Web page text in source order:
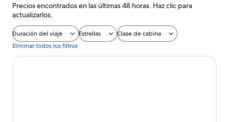
Precios encontrados en las últimas 48 horas. Haz clic para
actualizarlos.
Duración del viaje Estrellas
Clase de cabina
Eliminar todos los filtros
Hotel Port Jardín Milenio